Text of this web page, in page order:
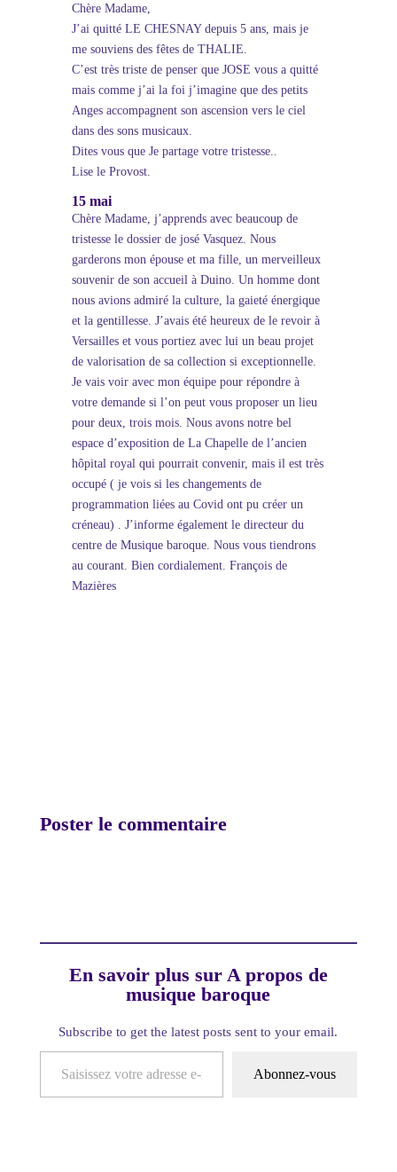
Chère Madame,
J’ai quitté LE CHESNAY depuis 5 ans, mais je
me souviens des fêtes de THALIE.
C’est très triste de penser que JOSE vous a quitté
mais comme j’ai la foi j’imagine que des petits
Anges accompagnent son ascension vers le ciel
dans des sons musicaux.
Dites vous que Je partage votre tristesse..
Lise le Provost.
15 mai
Chère Madame, j’apprends avec beaucoup de
tristesse le dossier de josé Vasquez. Nous
garderons mon épouse et ma fille, un merveilleux
souvenir de son accueil à Duino. Un homme dont
nous avions admiré la culture, la gaieté énergique
et la gentillesse. J’avais été heureux de le revoir à
Versailles et vous portiez avec lui un beau projet
de valorisation de sa collection si exceptionnelle.
Je vais voir avec mon équipe pour répondre à
votre demande si l’on peut vous proposer un lieu
pour deux, trois mois. Nous avons notre bel
espace d’exposition de La Chapelle de l’ancien
hôpital royal qui pourrait convenir, mais il est très
occupé ( je vois si les changements de
programmation liées au Covid ont pu créer un
créneau) . J’informe également le directeur du
centre de Musique baroque. Nous vous tiendrons
au courant. Bien cordialement. François de
Mazières
Poster le commentaire
En savoir plus sur A propos de
musique baroque
Subscribe to get the latest posts sent to your email.
Saisissez votre adresse e-mail…
Abonnez-vous